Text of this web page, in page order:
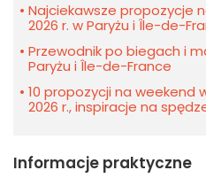
Najciekawsze propozycje
2026 r. w Paryżu i Île-de-
Przewodnik po biegach i
Paryżu i Île-de-France
10 propozycji na weekend
2026 r., inspiracje na
Informacje praktyczne